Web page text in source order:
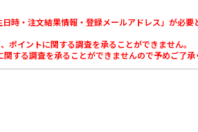
・注文結果情報・登録メールアドレス」が必要
イントに関する調査を承ることができません。
する調査を承ることができませんので予めご了